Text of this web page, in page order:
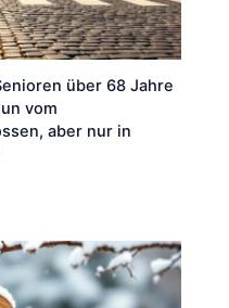
über 68 Jahre
vom
aber nur in